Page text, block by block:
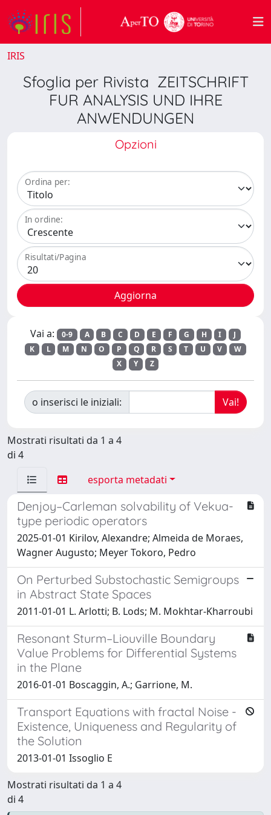
IRIS
Sfoglia per Rivista ZEITSCHRIFT
FUR ANALYSIS UND IHRE
ANWENDUNGEN
Opzioni
Ordina per:
In ordine:
Risultati/Pagina
Vai a: 0-9 A B C D E F G H I
J
K
L M N O P Q R S T U V
W
X
Y Z
o inserisci le iniziali:
Mostrati risultati da 1 a 4
di 4
esporta metadati
Denjoy–Carleman solvability of Vekua-
type periodic operators
2025-01-01 Kirilov, Alexandre; Almeida de Moraes,
Wagner Augusto; Meyer Tokoro, Pedro
On Perturbed Substochastic Semigroups
in Abstract State Spaces
2011-01-01 L. Arlotti; B. Lods; M. Mokhtar-Kharroubi
Resonant Sturm–Liouville Boundary
Value Problems for Differential Systems
in the Plane
2016-01-01 Boscaggin, A.; Garrione, M.
Transport Equations with fractal Noise -
Existence, Uniqueness and Regularity of
the Solution
2013-01-01 Issoglio E
Mostrati risultati da 1 a 4
di 4